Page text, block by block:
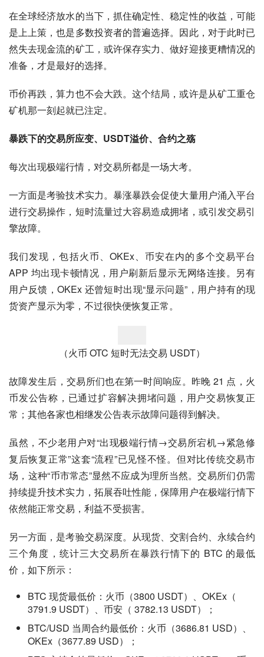
在全球经济放水的当下，抓住确定性、稳定性的收益，可能
是上上策，也是多数投资者的普遍选择。因此，对于此时已
然失去现金流的矿工，或许保存实力、做好迎接更糟情况的
准备，才是最好的选择。
币价再跌，算力也不会大跌。这个结局，或许是从矿工重仓
矿机那一刻起就已注定。
暴跌下的交易所应变、USDT溢价、合约之殇
每次出现极端行情，对交易所都是一场大考。
一方面是考验技术实力。暴涨暴跌会促使大量用户涌入平台
进行交易操作，短时流量过大容易造成拥堵，或引发交易引
擎故障。
我们发现，包括火币、OKEx、币安在内的多个交易平台
APP 均出现卡顿情况，用户刷新后显示无网络连接。另有
用户反馈，OKEx 还曾短时出现“显示问题”，用户持有的现
货资产显示为零，不过很快便恢复正常。
（火币 OTC 短时无法交易 USDT）
故障发生后，交易所们也在第一时间响应。昨晚 21 点，火
币发公告称，已通过扩容解决拥堵问题，用户交易恢复正
常；其他各家也相继发公告表示故障问题得到解决。
虽然，不少老用户对“出现极端行情→交易所宕机→紧急修
复后恢复正常”这套“流程”已见怪不怪。但对比传统交易市
场，这种“币市常态”显然不应成为理所当然。交易所们仍需
持续提升技术实力，拓展吞吐性能，保障用户在极端行情下
依然能正常交易，利益不受损害。
另一方面，是考验交易深度。从现货、交割合约、永续合约
三个角度，统计三大交易所在暴跌行情下的 BTC 的最低
价，如下所示：
BTC 现货最低价：火币（3800 USDT）、OKEx（
3791.9 USDT）、币安（ 3782.13 USDT）；
BTC/USD 当周合约最低价：火币（3686.81 USD）、
OKEx（3677.89 USD）；